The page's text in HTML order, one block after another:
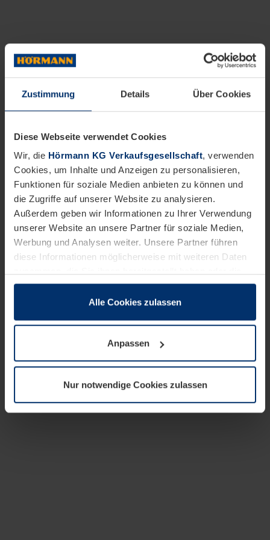
Zustimmung Details Über Cookies
Diese Webseite verwendet Cookies
Wir, die Hörmann KG Verkaufsgesellschaft, verwenden
Cookies, um Inhalte und Anzeigen zu personalisieren,
Funktionen für soziale Medien anbieten zu können und
die Zugriffe auf unserer Website zu analysieren.
Außerdem geben wir Informationen zu Ihrer Verwendung
unserer Website an unsere Partner für soziale Medien,
Werbung und Analysen weiter. Unsere Partner führen
diese Informationen möglicherweise mit weiteren Daten
sie im Rahmen Ihrer Nutzung der Dienste gesammelt
wenn diese für den Betrieb dieser Seite unbedingt
notwendig sind. Für alle anderen Cookie-Typen benötigen
wir Ihre Erlaubnis. Ihre Einwilligung können Sie jederzeit
Datenschutzerklärungunserer Website ändern oder
widerrufen.
Alle Cookies zulassen
Anpassen
Nur notwendige Cookies zulassen